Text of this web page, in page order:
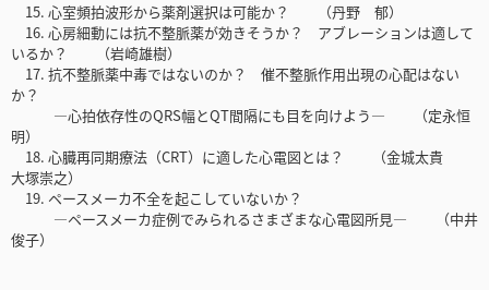
15. 心室頻拍波形から薬剤選択は可能か？ （丹野 郁）
16. 心房細動には抗不整脈薬が効きそうか？ アブレーションは適して
いるか？ （岩崎雄樹）
17. 抗不整脈薬中毒ではないのか？ 催不整脈作用出現の心配はない
か？
―心拍依存性のQRS幅とQT間隔にも目を向けよう― （定永恒
明）
18. 心臓再同期療法（CRT）に適した心電図とは？ （金城太貴
大塚崇之）
19. ペースメーカ不全を起こしていないか？
―ペースメーカ症例でみられるさまざまな心電図所見― （中井
俊子）